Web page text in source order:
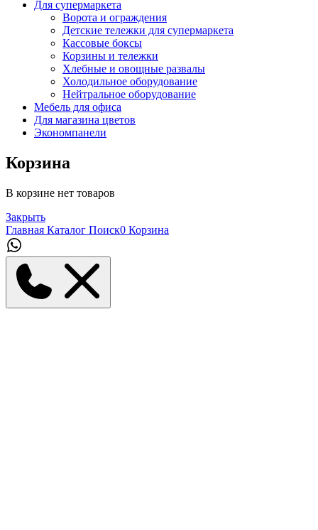
Для супермаркета
Ворота и ограждения
Детские тележки для супермаркета
Кассовые боксы
Корзины и тележки
Хлебные и овощные развалы
Холодильное оборудование
Нейтральное оборудование
Мебель для офиса
Для магазина цветов
Экономпанели
Корзина
В корзине нет товаров
Закрыть
Главная Каталог Поиск0 Корзина